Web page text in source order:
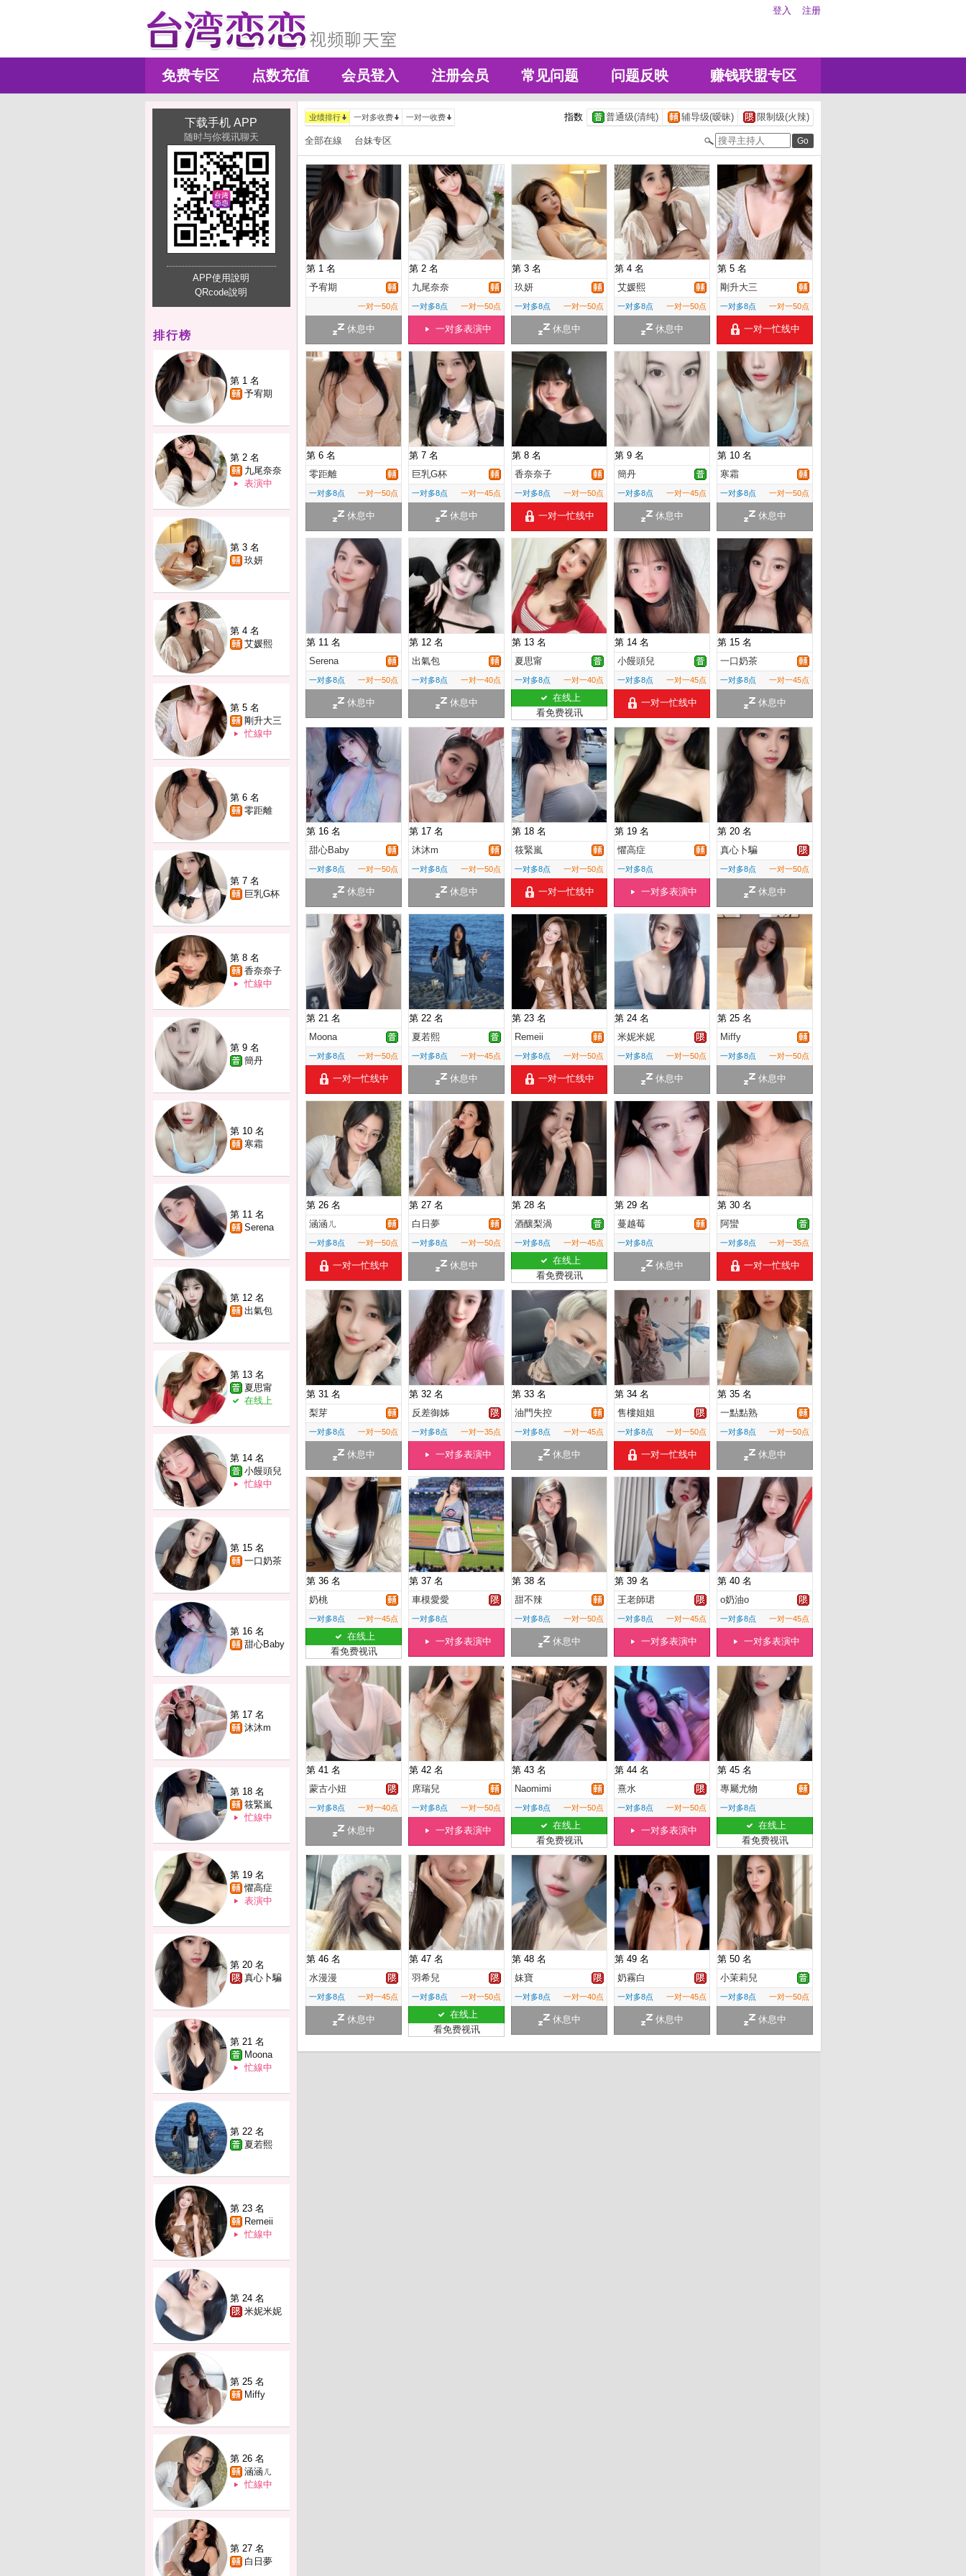
登入 注册
免费专区 点数充值 会员登入 注册会员 常见问题 问题反映 赚钱联盟专区
下载手机 APP
随时与你视讯聊天
APP使用說明
QRcode說明
排行榜
第 1 名
予宥期
第 2 名
九尾奈奈
表演中
第 3 名
玖妍
第 4 名
艾媛熙
第 5 名
剛升大三
忙線中
第 6 名
零距離
第 7 名
巨乳G杯
第 8 名
香奈奈子
忙線中
第 9 名
簡丹
第 10 名
寒霜
第 11 名
Serena
第 12 名
出氣包
第 13 名
夏思甯
在线上
第 14 名
小饅頭兒
忙線中
第 15 名
一口奶茶
第 16 名
甜心Baby
第 17 名
沐沐m
第 18 名
筱緊嵐
忙線中
第 19 名
懼高症
表演中
第 20 名
真心卜騙
第 21 名
Moona
忙線中
第 22 名
夏若熙
第 23 名
Remeii
忙線中
第 24 名
米妮米妮
第 25 名
Miffy
第 26 名
涵涵ㄦ
忙線中
第 27 名
白日夢
业绩排行 一对多收费 一对一收费 指数 普通级(清纯) 辅导级(暧昧) 限制级(火辣)
全部在線 台妹专区
第 1 名
予宥期
一对一50点
休息中
第 2 名
九尾奈奈
一对多8点 一对一50点
一对多表演中
第 3 名
玖妍
一对多8点 一对一50点
休息中
第 4 名
艾媛熙
一对多8点 一对一50点
休息中
第 5 名
剛升大三
一对多8点 一对一50点
一对一忙线中
第 6 名
零距離
一对多8点 一对一50点
休息中
第 7 名
巨乳G杯
一对多8点 一对一45点
休息中
第 8 名
香奈奈子
一对多8点 一对一50点
一对一忙线中
第 9 名
簡丹
一对多8点 一对一45点
休息中
第 10 名
寒霜
一对多8点 一对一50点
休息中
第 11 名
Serena
一对多8点 一对一50点
休息中
第 12 名
出氣包
一对多8点 一对一40点
休息中
第 13 名
夏思甯
一对多8点 一对一40点
在线上
看免费视讯
第 14 名
小饅頭兒
一对多8点 一对一45点
一对一忙线中
第 15 名
一口奶茶
一对多8点 一对一45点
休息中
第 16 名
甜心Baby
一对多8点 一对一50点
休息中
第 17 名
沐沐m
一对多8点 一对一50点
休息中
第 18 名
筱緊嵐
一对多8点 一对一50点
一对一忙线中
第 19 名
懼高症
一对多8点
一对多表演中
第 20 名
真心卜騙
一对多8点 一对一50点
休息中
第 21 名
Moona
一对多8点 一对一50点
一对一忙线中
第 22 名
夏若熙
一对多8点 一对一45点
休息中
第 23 名
Remeii
一对多8点 一对一50点
一对一忙线中
第 24 名
米妮米妮
一对多8点 一对一50点
休息中
第 25 名
Miffy
一对多8点 一对一50点
休息中
第 26 名
涵涵ㄦ
一对多8点 一对一50点
一对一忙线中
第 27 名
白日夢
一对多8点 一对一50点
休息中
第 28 名
酒釀梨渦
一对多8点 一对一45点
在线上
看免费视讯
第 29 名
蔓越莓
一对多8点
休息中
第 30 名
阿蠻
一对多8点 一对一35点
一对一忙线中
第 31 名
梨芽
一对多8点 一对一50点
休息中
第 32 名
反差御姊
一对多8点 一对一35点
一对多表演中
第 33 名
油門失控
一对多8点 一对一45点
休息中
第 34 名
售樓姐姐
一对多8点 一对一50点
一对一忙线中
第 35 名
一點點熟
一对多8点 一对一50点
休息中
第 36 名
奶桃
一对多8点 一对一45点
在线上
看免费视讯
第 37 名
車模愛愛
一对多8点
一对多表演中
第 38 名
甜不辣
一对多8点 一对一50点
休息中
第 39 名
王老師珺
一对多8点 一对一45点
一对多表演中
第 40 名
o奶油o
一对多8点 一对一45点
一对多表演中
第 41 名
蒙古小妞
一对多8点 一对一40点
休息中
第 42 名
席瑞兒
一对多8点 一对一50点
一对多表演中
第 43 名
Naomimi
一对多8点 一对一50点
在线上
看免费视讯
第 44 名
熹水
一对多8点 一对一50点
一对多表演中
第 45 名
專屬尤物
一对多8点
在线上
看免费视讯
第 46 名
水漫漫
一对多8点 一对一45点
休息中
第 47 名
羽希兒
一对多8点 一对一50点
在线上
看免费视讯
第 48 名
妹寶
一对多8点 一对一40点
休息中
第 49 名
奶霧白
一对多8点 一对一45点
休息中
第 50 名
小茉莉兒
一对多8点 一对一50点
休息中